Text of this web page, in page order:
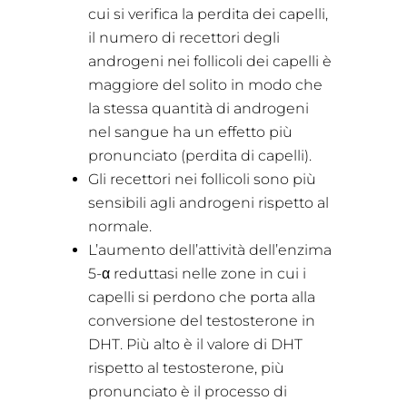
cui si verifica la perdita dei capelli,
il numero di recettori degli
androgeni nei follicoli dei capelli è
maggiore del solito in modo che
la stessa quantità di androgeni
nel sangue ha un effetto più
pronunciato (perdita di capelli).
Gli recettori nei follicoli sono più
sensibili agli androgeni rispetto al
normale.
L’aumento dell’attività dell’enzima
5-α reduttasi nelle zone in cui i
capelli si perdono che porta alla
conversione del testosterone in
DHT. Più alto è il valore di DHT
rispetto al testosterone, più
pronunciato è il processo di